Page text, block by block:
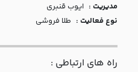
مقالات
اخبار
پرسش
مدیریت : ايوب قنبري
نوع فعالیت : طلا فروشی
راه های ارتباطی :